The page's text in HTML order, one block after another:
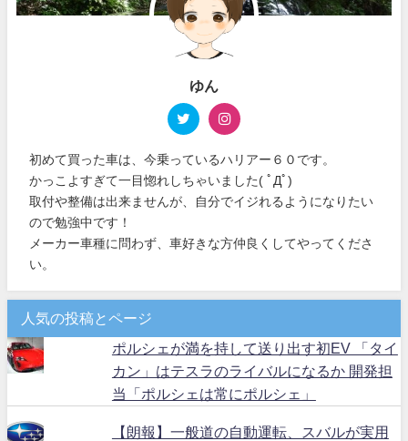
ゆん
初めて買った車は、今乗っているハリアー６０です。
かっこよすぎて一目惚れしちゃいました( ﾟДﾟ)
取付や整備は出来ませんが、自分でイジれるようになりたい
ので勉強中です！
メーカー車種に問わず、車好きな方仲良くしてやってくださ
い。
人気の投稿とページ
ポルシェが満を持して送り出す初EV 「タイ
カン」はテスラのライバルになるか 開発担
当「ポルシェは常にポルシェ」
【朗報】一般道の自動運転、スバルが実用